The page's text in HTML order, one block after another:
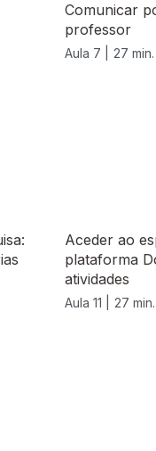
Comunicar
professor
Aula 7 | 27 min.
Aceder ao
plataforma
atividades
Aula 11 | 27 min.